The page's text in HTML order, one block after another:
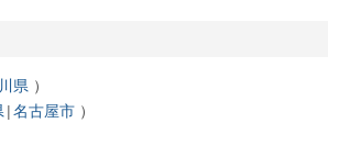
県
名古屋市